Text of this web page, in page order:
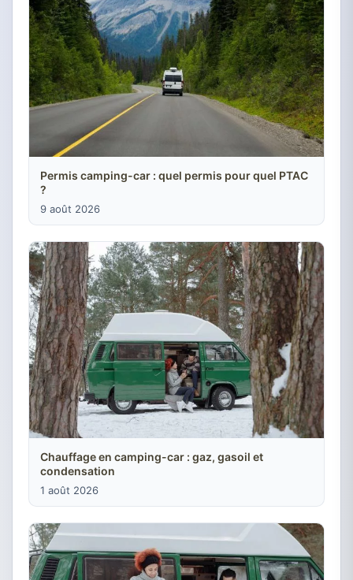
Permis camping-car : quel permis pour quel PTAC
?
9 août 2026
Chauffage en camping-car : gaz, gasoil et
condensation
1 août 2026